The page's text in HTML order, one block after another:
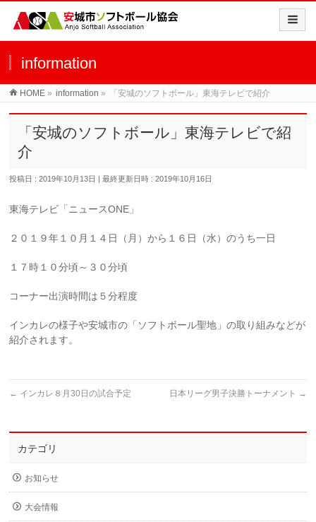
information
HOME » information » 「安城のソフトボール」東海テレビで紹介
「安城のソフトボール」東海テレビで紹
介
投稿日 : 2019年10月13日 最終更新日時 : 2019年10月16日
東海テレビ「ニュースONE」
２０１９年１０月１４日（月）から１６日（水）のうち一日
１７時１０分頃～３０分頃
コーナー出演時間は５分程度
インカレの様子や安城市の「ソフトボール聖地」の取り組みなどが
紹介されます。
← インカレ８月30日の試合予定 日本リーグ男子決勝トーナメント →
カテゴリ
お知らせ
大会情報